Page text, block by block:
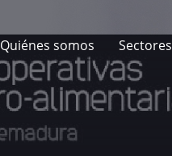
Quiénes somos Sectores